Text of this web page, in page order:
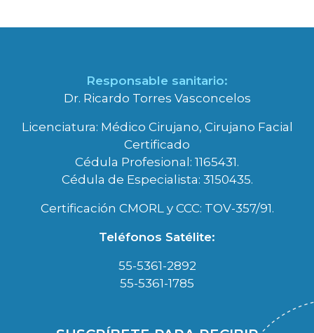
Responsable sanitario:
Dr. Ricardo Torres Vasconcelos
Licenciatura: Médico Cirujano, Cirujano Facial
Certificado
Cédula Profesional: 1165431.
Cédula de Especialista: 3150435.
Certificación CMORL y CCC: TOV-357/91.
Teléfonos Satélite:
55-5361-2892
55-5361-1785